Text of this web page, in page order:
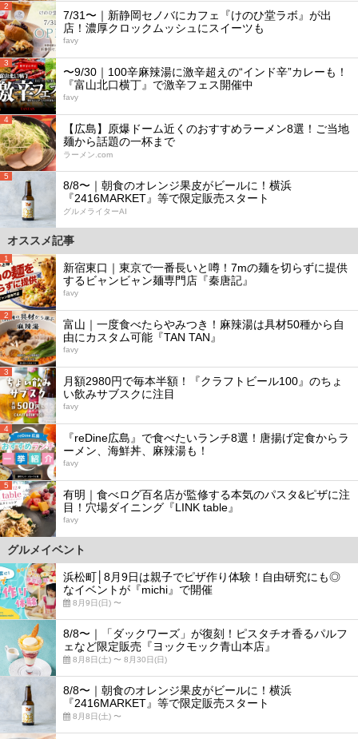
2
7/31〜｜新静岡セノバにカフェ『けのひ堂ラボ』が出
店！濃厚クロックムッシュにスイーツも
favy
3
〜9/30｜100辛麻辣湯に激辛超えの“インド辛”カレーも！
『富山北口横丁』で激辛フェス開催中
favy
4
【広島】原爆ドーム近くのおすすめラーメン8選！ご当地
麺から話題の一杯まで
ラーメン.com
5
8/8〜｜朝食のオレンジ果皮がビールに！横浜
『2416MARKET』等で限定販売スタート
グルメライターAI
オススメ記事
1
新宿東口｜東京で一番長いと噂！7mの麺を切らずに提供
するビャンビャン麺専門店『秦唐記』
favy
2
富山｜一度食べたらやみつき！麻辣湯は具材50種から自
由にカスタム可能『TAN TAN』
favy
3
月額2980円で毎本半額！『クラフトビール100』のちょ
い飲みサブスクに注目
favy
4
『reDine広島』で食べたいランチ8選！唐揚げ定食からラ
ーメン、海鮮丼、麻辣湯も！
favy
5
有明｜食べログ百名店が監修する本気のパスタ&ピザに注
目！穴場ダイニング『LINK table』
favy
グルメイベント
浜松町│8月9日は親子でピザ作り体験！自由研究にも◎
なイベントが『michi』で開催
8月9日(日) 〜
8/8〜｜「ダックワーズ」が復刻！ピスタチオ香るパルフ
ェなど限定販売『ヨックモック青山本店』
8月8日(土) 〜 8月30日(日)
8/8〜｜朝食のオレンジ果皮がビールに！横浜
『2416MARKET』等で限定販売スタート
8月8日(土) 〜